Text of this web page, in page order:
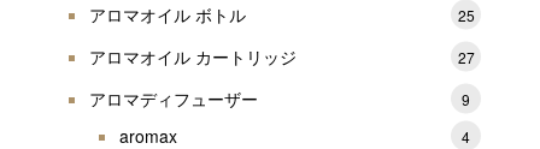
アロマオイル ボトル 25
アロマオイル カートリッジ 27
アロマディフューザー 9
aromax 4